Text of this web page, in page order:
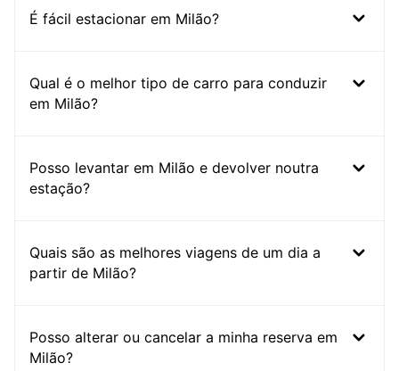
É fácil estacionar em Milão?
Qual é o melhor tipo de carro para conduzir
em Milão?
Posso levantar em Milão e devolver noutra
estação?
Quais são as melhores viagens de um dia a
partir de Milão?
Posso alterar ou cancelar a minha reserva em
Milão?